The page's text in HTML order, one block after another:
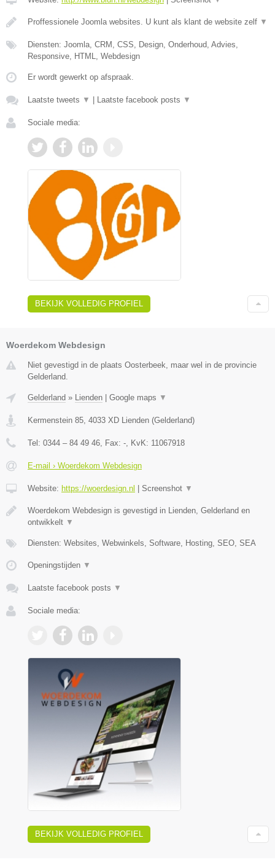
Proffessionele Joomla websites. U kunt als klant de website zelf ▼
Diensten: Joomla, CRM, CSS, Design, Onderhoud, Advies,
Responsive, HTML, Webdesign
Er wordt gewerkt op afspraak.
Laatste tweets ▼ Laatste facebook posts ▼
Sociale media:
BEKIJK VOLLEDIG PROFIEL
Woerdekom Webdesign
Niet gevestigd in de plaats Oosterbeek, maar wel in de provincie
Gelderland.
Gelderland » Lienden Google maps ▼
Kermenstein 85 4033 XD Lienden (Gelderland)
Tel: 0344 – 84 49 46 , Fax: - , KvK: 11067918
E-mail › Woerdekom Webdesign
Website: https://woerdesign.nl Screenshot ▼
Woerdekom Webdesign is gevestigd in Lienden, Gelderland en
ontwikkelt ▼
Diensten: Websites, Webwinkels, Software, Hosting, SEO, SEA
Openingstijden ▼
Laatste facebook posts ▼
Sociale media:
BEKIJK VOLLEDIG PROFIEL